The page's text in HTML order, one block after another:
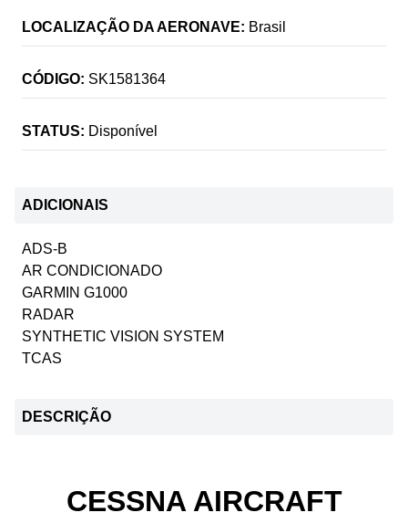
LOCALIZAÇÃO DA AERONAVE: Brasil
CÓDIGO: SK1581364
STATUS: Disponível
ADICIONAIS
ADS-B
AR CONDICIONADO
GARMIN G1000
RADAR
SYNTHETIC VISION SYSTEM
TCAS
DESCRIÇÃO
CESSNA AIRCRAFT